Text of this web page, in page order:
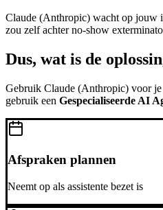
Claude (Anthropic) wacht op jouw
zou zelf achterno-show
Dus, wat is de
Gebruik Claude (Anthropic) voor je
gebruik een Gespecialiseerde AI
Afspraken plannen
Neemt op als assistente bezet is